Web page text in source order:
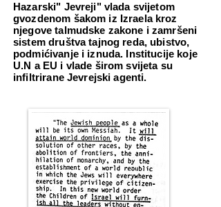
Hazarski" Jevreji" vlada svijetom
gvozdenom šakom iz Izraela kroz
njegove talmudske zakone i zamršeni
sistem društva tajnog reda, ubistvo,
podmićivanje i iznuda. Institucije koje
U.N a EU i vlade širom svijeta su
infiltrirane Jevrejski agenti.